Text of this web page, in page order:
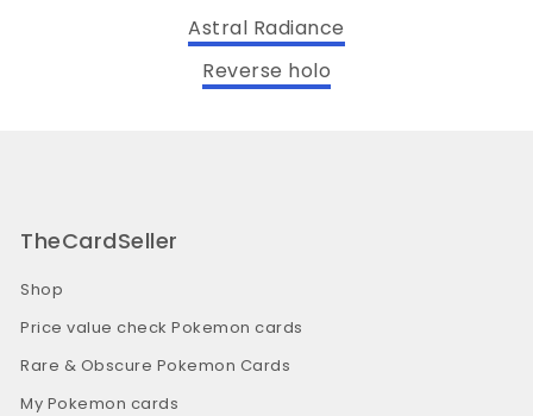
Astral Radiance
Reverse holo
TheCardSeller
Shop
Price value check Pokemon cards
Rare & Obscure Pokemon Cards
My Pokemon cards